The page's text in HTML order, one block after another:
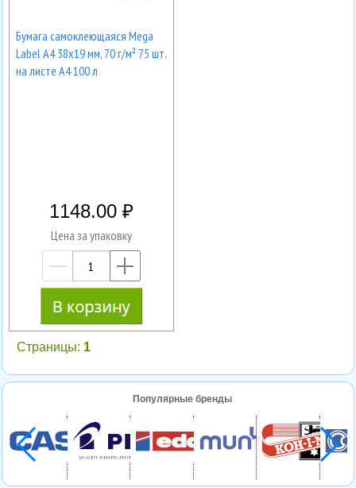
Бумага самоклеющаяся Mega
Label А4 38х19 мм, 70 г/м² 75 шт.
на листе А4 100 л
1148.00
Цена за упаковку
—
Страницы: 1
Популярные бренды